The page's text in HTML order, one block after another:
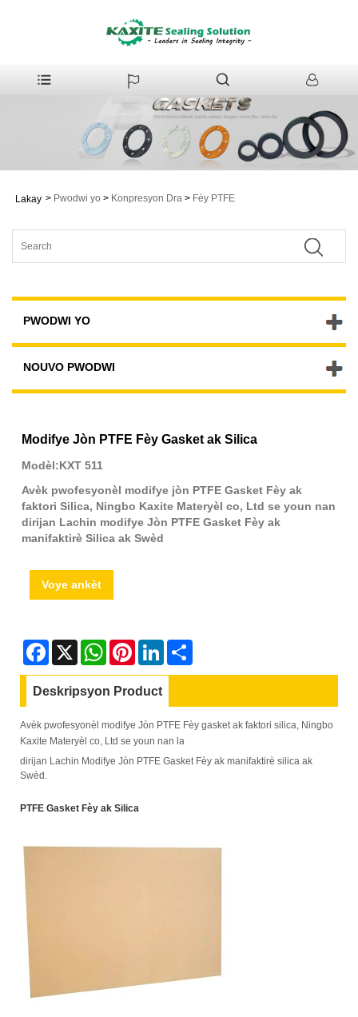
Lakay > Pwodwi yo > Konpresyon Dra > Fèy PTFE
PWODWI YO
NOUVO PWODWI
Modifye Jòn PTFE Fèy Gasket ak Silica
Modèl:KXT 511
Avèk pwofesyonèl modifye jòn PTFE Gasket Fèy ak
faktori Silica, Ningbo Kaxite Materyèl co, Ltd se youn nan
dirijan Lachin modifye Jòn PTFE Gasket Fèy ak
manifaktirè Silica ak Swèd
Voye ankèt
Facebook
X WhatsAppPinterestLinkedIn
Deskripsyon Product
Avèk pwofesyonèl modifye Jòn PTFE Fèy gasket ak faktori silica, Ningbo
Kaxite Materyèl co, Ltd se youn nan la
dirijan Lachin Modifye Jòn PTFE Gasket Fèy ak manifaktirè silica ak
Swèd.
PTFE Gasket Fèy ak Silica